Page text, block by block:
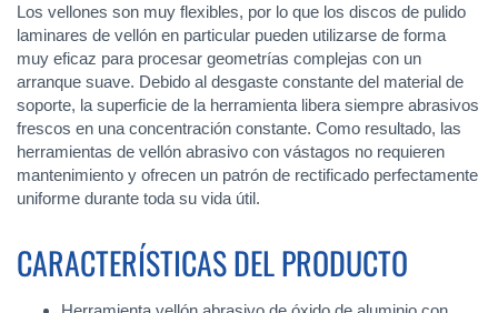
Los vellones son muy flexibles, por lo que los discos de pulido
laminares de vellón en particular pueden utilizarse de forma
muy eficaz para procesar geometrías complejas con un
arranque suave. Debido al desgaste constante del material de
soporte, la superficie de la herramienta libera siempre abrasivos
frescos en una concentración constante. Como resultado, las
herramientas de vellón abrasivo con vástagos no requieren
mantenimiento y ofrecen un patrón de rectificado perfectamente
uniforme durante toda su vida útil.
CARACTERÍSTICAS DEL PRODUCTO